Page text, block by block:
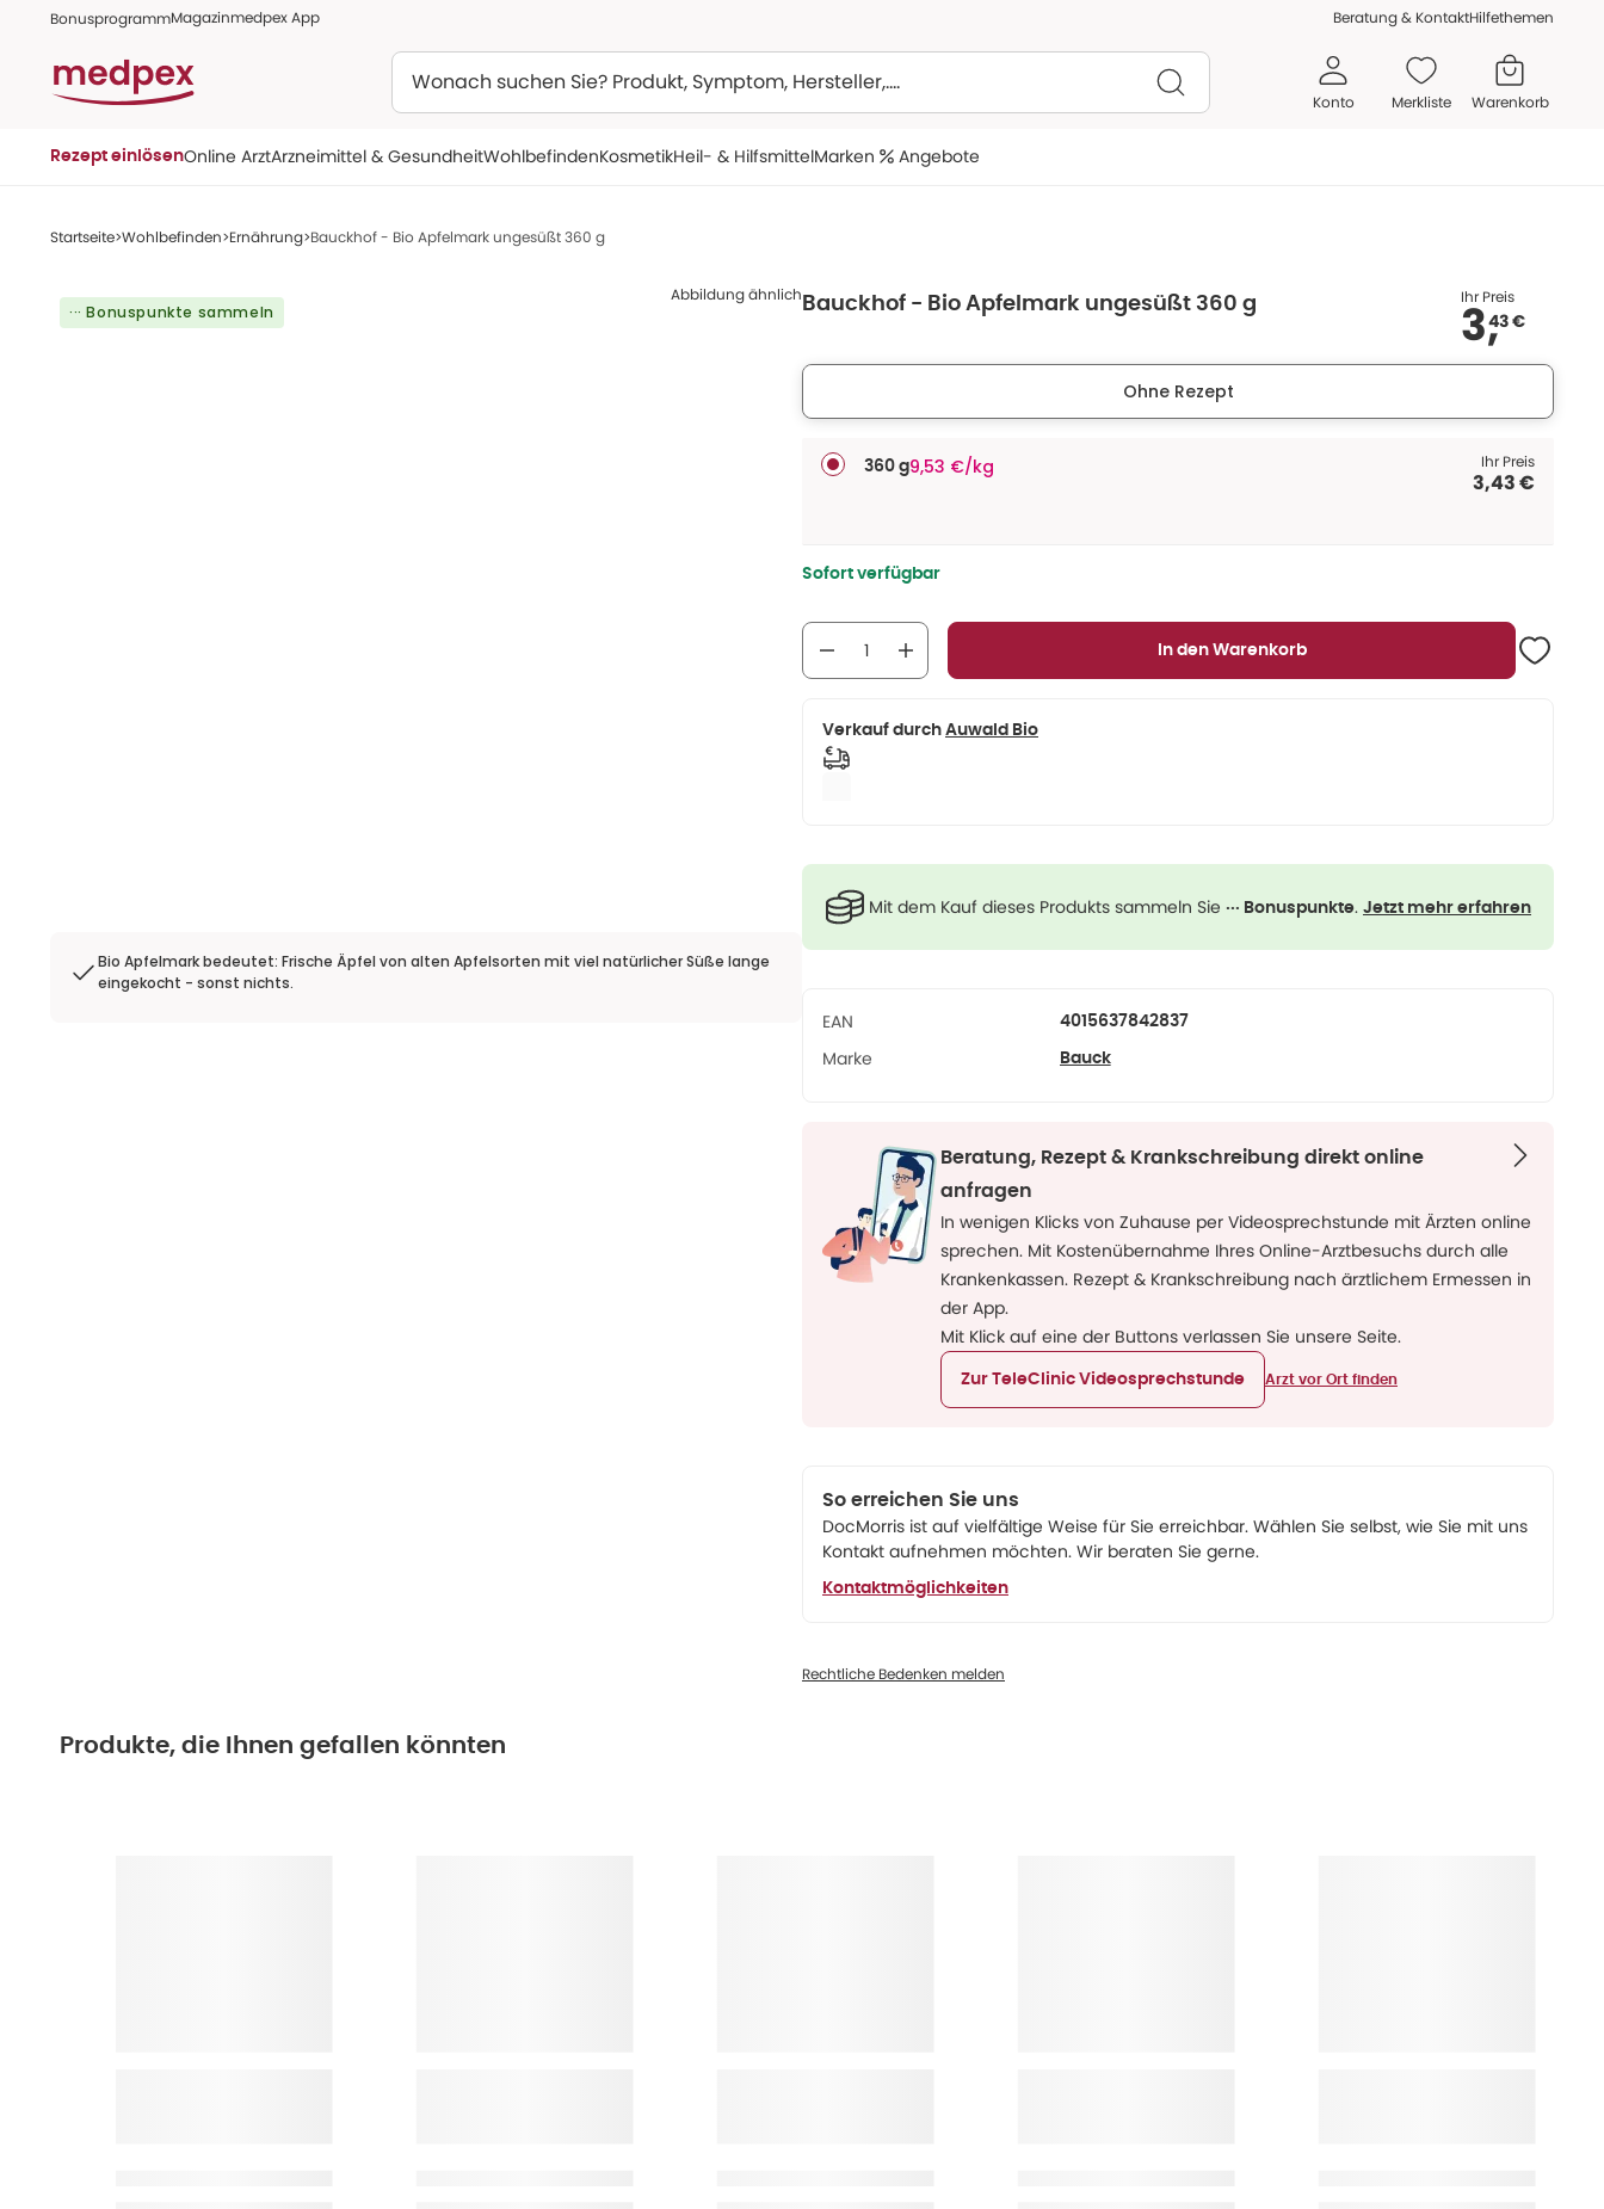
BonusprogrammMagazinmedpex App Beratung & KontaktHilfethemen
Konto Merkliste Warenkorb
Rezept einlösenOnline ArztArzneimittel & GesundheitWohlbefindenKosmetikHeil- & HilfsmittelMarken Angebote
Startseite Wohlbefinden Ernährung Bauckhof - Bio Apfelmark ungesüßt 360 g
··· Bonuspunkte sammeln
Abbildung ähnlich
Bio Apfelmark bedeutet: Frische Äpfel von alten Apfelsorten mit viel natürlicher Süße lange
eingekocht - sonst nichts.
Bauckhof - Bio Apfelmark ungesüßt 360 g Ihr Preis
3,43 €
Ohne Rezept
360 g9,53 €/kg Ihr Preis
3,43 €
Sofort verfügbar
In den Warenkorb
Verkauf durch Auwald Bio
Mit dem Kauf dieses Produkts sammeln Sie ··· Bonuspunkte. Jetzt mehr erfahren
EAN 4015637842837
Marke Bauck
Beratung, Rezept & Krankschreibung direkt online
anfragen
In wenigen Klicks von Zuhause per Videosprechstunde mit Ärzten online
sprechen. Mit Kostenübernahme Ihres Online-Arztbesuchs durch alle
Krankenkassen. Rezept & Krankschreibung nach ärztlichem Ermessen in
der App.
Mit Klick auf eine der Buttons verlassen Sie unsere Seite.
Zur TeleClinic Videosprechstunde Arzt vor Ort finden
So erreichen Sie uns
DocMorris ist auf vielfältige Weise für Sie erreichbar. Wählen Sie selbst, wie Sie mit uns
Kontakt aufnehmen möchten. Wir beraten Sie gerne.
Kontaktmöglichkeiten
Rechtliche Bedenken melden
Produkte, die Ihnen gefallen könnten